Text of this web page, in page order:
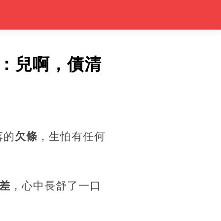
兒啊，債清
欠條 ，生怕有任何
，心中長舒了一口